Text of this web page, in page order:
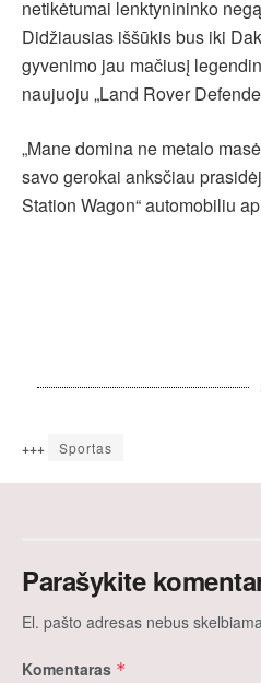
netikėtumai lenktynininko
Didžiausias iššūkis bus iki
gyvenimo jau mačiusį
naujuoju „Land Rover
„Mane domina ne metalo
savo gerokai anksčiau
Station Wagon“ automobiliu
+++ Sportas
Parašykite
El. pašto adresas nebus
Komentaras *